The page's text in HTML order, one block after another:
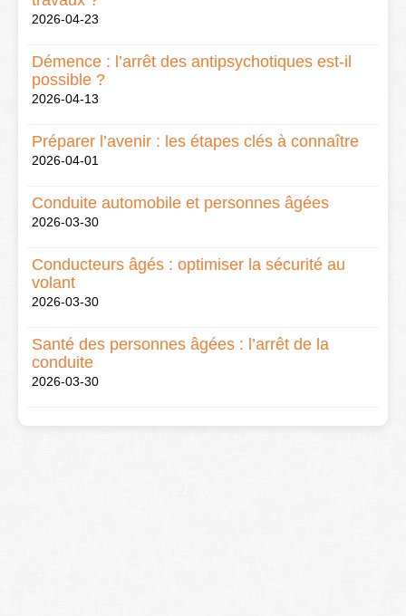
2026-04-23
Démence : l’arrêt des antipsychotiques est-il
possible ?
2026-04-13
Préparer l’avenir : les étapes clés à connaître
2026-04-01
Conduite automobile et personnes âgées
2026-03-30
Conducteurs âgés : optimiser la sécurité au
volant
2026-03-30
Santé des personnes âgées : l’arrêt de la
conduite
2026-03-30